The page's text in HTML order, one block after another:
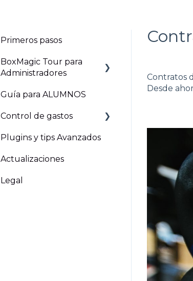
Contratos
⁣Desde
Primeros pasos
BoxMagic Tour para
Administradores
Marketing
Clientes
Mi Centro
Inicio - Panel Principal
Administración
Guía para ALUMNOS
Control de gastos
Gastos operacionales
Opex
Plugins y tips Avanzados
Actualizaciones
Legal